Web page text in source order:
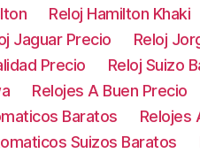
Reloj Hamilton Khaki
Jaguar Precio Reloj
Precio Reloj Suizo
Relojes A Buen Precio
Baratos
Relojes
Suizos Baratos